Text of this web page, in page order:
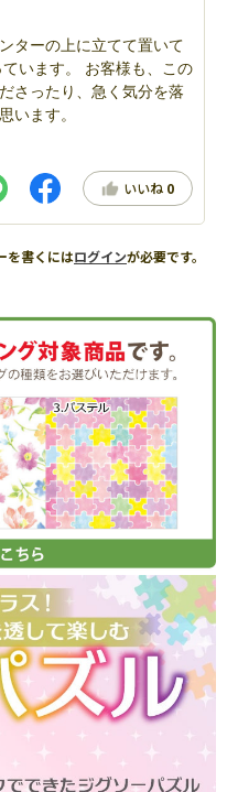
ターの上に立てて置いて
さったり、急く気分を落
います。
いいね 0
を書くにはログインが必要です。